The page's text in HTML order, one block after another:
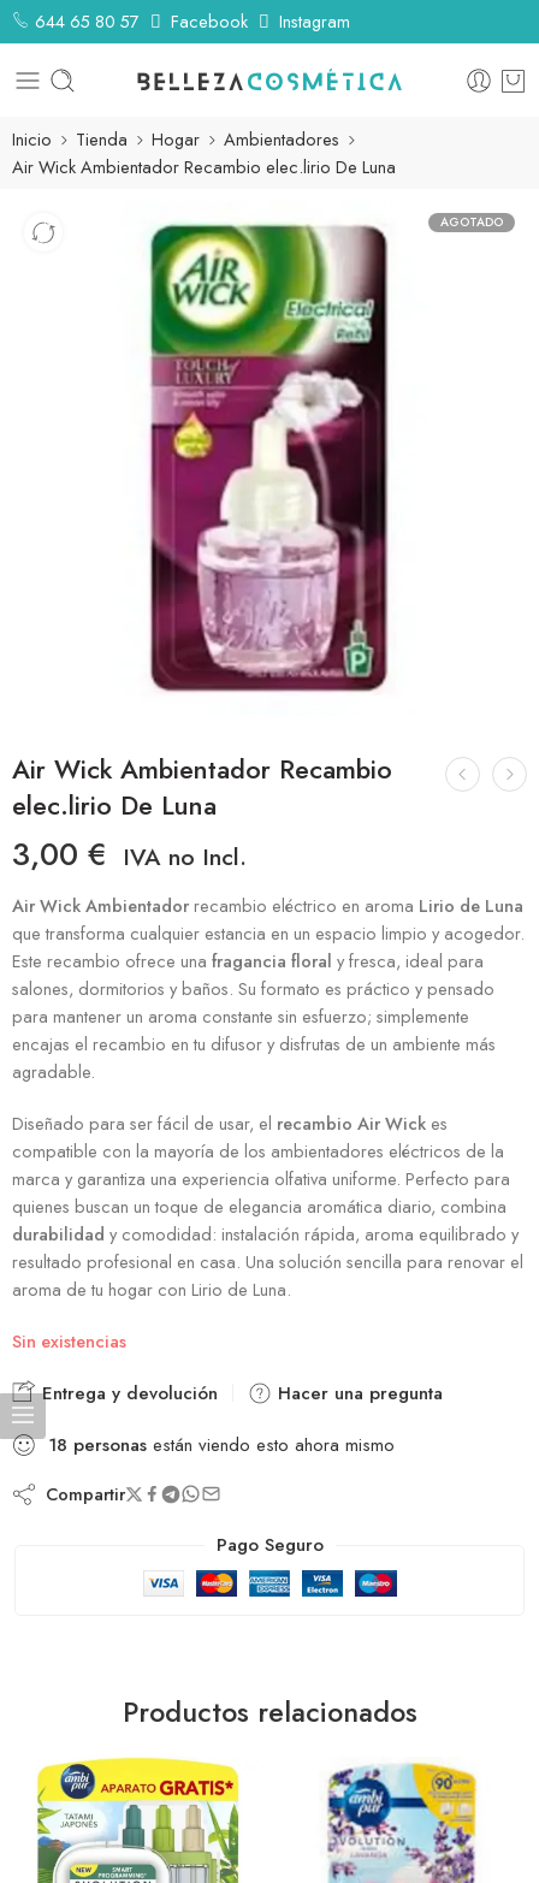
644 65 80 57 Facebook Instagram
Inicio Tienda Hogar
Ambientadores
Air Wick Ambientador Recambio elec.lirio De Luna
AGOTADO
Air Wick Ambientador Recambio
elec.lirio De Luna
3,00 € IVA no Incl.
Air Wick Ambientador recambio eléctrico en aroma Lirio de Luna
que transforma cualquier estancia en un espacio limpio y acogedor.
Este recambio ofrece una fragancia floral y fresca, ideal para
salones, dormitorios y baños. Su formato es práctico y pensado
para mantener un aroma constante sin esfuerzo; simplemente
encajas el recambio en tu difusor y disfrutas de un ambiente más
agradable.
Diseñado para ser fácil de usar, el recambio Air Wick es
compatible con la mayoría de los ambientadores eléctricos de la
marca y garantiza una experiencia olfativa uniforme. Perfecto para
quienes buscan un toque de elegancia aromática diario, combina
durabilidad y comodidad: instalación rápida, aroma equilibrado y
resultado profesional en casa. Una solución sencilla para renovar el
aroma de tu hogar con Lirio de Luna.
Sin existencias
Entrega y devolución
Hacer una pregunta
18 personas están viendo esto ahora mismo
Compartir
Pago Seguro
Productos relacionados